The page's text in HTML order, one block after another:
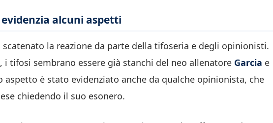
alcuni aspetti
la reazione da parte della tifoseria e degli opinionisti.
tifosi sembrano essere già stanchi del neo allenatore Garcia e
è stato evidenziato anche da qualche opinionista, che
chiedendo il suo esonero.